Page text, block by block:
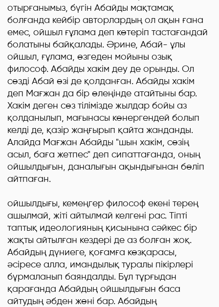
отырғанымыз, бүгін Абайды мақтамақ
болғанда кейбір авторлардың ол ақын ғана
емес, ойшыл ғұлама деп көтеріп тастағандай
болатыны байқалады. Әрине, Абай- ұлы
ойшыл, ғұлама, өзгеден мойыны озық
философ. Абайды хакім деу де орынды. Ол
сөзді Абай өзі де қолданған. Абайды хакім
деп Мағжан да бір өлеңінде атайтыны бар.
Хакім деген сөз тілімізде жылдар бойы аз
қолданылып, мағынасы көнергендей болып
келді де, қазір жаңғырып қайта жанданды.
Алайда Мағжан Абайды "шын хакім, сөзің
асыл, баға жетпес" деп сипаттағанда, оның
ойшылдығын, даналығын ақындығынан бөліп
айтпаған.
ойшылдығы, кемеңгер философ екені терең
ашылмай, жіті айтылмай келгені рас. Тіпті
таптық идеологияның қисынына сәйкес бір
жақты айтылған кездері де аз болған жоқ.
Абайдың дүниеге, қоғамға көзқарасы,
әсіресе алла, имандылық туралы пікірлері
бұрмаланып баяндалды. Бұл тұрғыдан
қарағанда Абайдың ойшылдығын баса
айтудың әбден жөні бар. Абайдың